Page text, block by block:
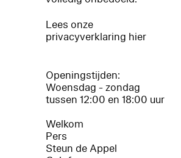
Lees onze
privacyverklaring hier
Openingstijden:
Woensdag - zondag
tussen 12:00 en 18:00 uur
Welkom
Pers
Steun de Appel